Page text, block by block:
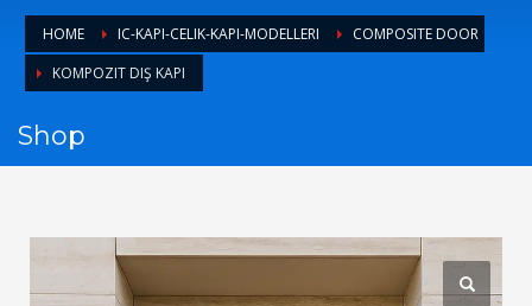
1 Login or create new account.
2 Review your order.
3 Payment &FREEshipment
If you still have problems, please let us know, by sending an
email to support@website.com . Thank you!
Mon-Fri 9:00AM - 6:00AM
Sat - 9:00AM-5:00PM
HOME IC-KAPI-CELIK-KAPI-MODELLERI
COMPOSITE DOOR
KOMPOZIT DIŞ KAPI
Shop